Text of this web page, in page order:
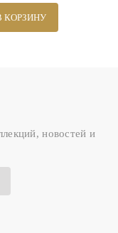
КОРЗИНУ
новостей и